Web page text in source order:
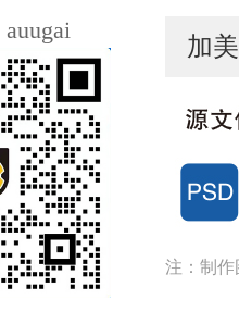
auugai
加
注：制作